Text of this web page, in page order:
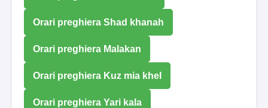
Orari preghiera Shad khanah
Orari preghiera Malakan
Orari preghiera Kuz mia khel
Orari preghiera Yari kala